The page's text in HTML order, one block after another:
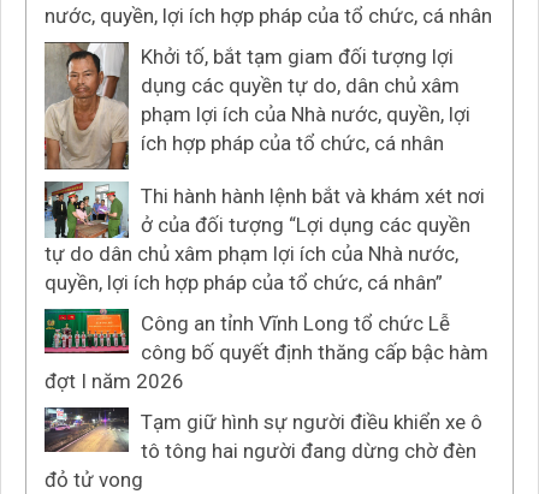
nước, quyền, lợi ích hợp pháp của tổ chức, cá nhân
Khởi tố, bắt tạm giam đối tượng lợi
dụng các quyền tự do, dân chủ xâm
phạm lợi ích của Nhà nước, quyền, lợi
ích hợp pháp của tổ chức, cá nhân
Thi hành hành lệnh bắt và khám xét nơi
ở của đối tượng “Lợi dụng các quyền
tự do dân chủ xâm phạm lợi ích của Nhà nước,
quyền, lợi ích hợp pháp của tổ chức, cá nhân”
Công an tỉnh Vĩnh Long tổ chức Lễ
công bố quyết định thăng cấp bậc hàm
đợt I năm 2026
Tạm giữ hình sự người điều khiển xe ô
tô tông hai người đang dừng chờ đèn
đỏ tử vong